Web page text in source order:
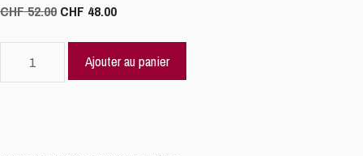
CHF52.00 Le
était :
CHF 48.00Le
est :
Plastique
Ajouter au panier